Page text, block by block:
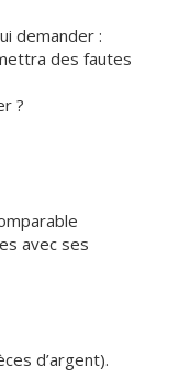
demander :
des fautes
?
avec ses
d’argent).